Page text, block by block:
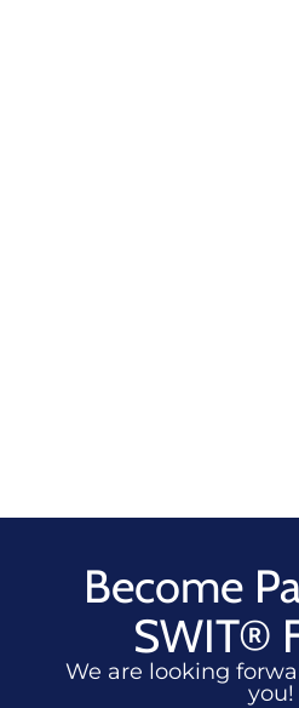
Become
SWIT®
We are looking
you!